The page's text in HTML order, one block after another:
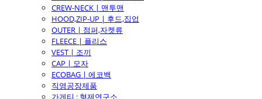
CREW-NECK | 맨투맨
HOOD,ZIP-UP | 후드,집업
OUTER | 점퍼,자켓류
FLEECE | 플리스
VEST | 조끼
CAP | 모자
ECOBAG | 에코백
직영공장제품
가게티 : 형제연구소